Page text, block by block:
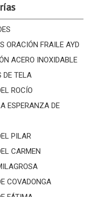
ORACIÓN FRAILE AYD
ACERO INOXIDABLE
DE TELA
ROCÍO
ESPERANZA DE
PILAR
CARMEN
COVADONGA